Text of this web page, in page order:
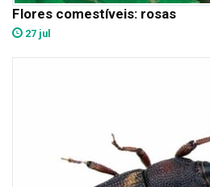
Flores comestíveis: rosas
27 jul